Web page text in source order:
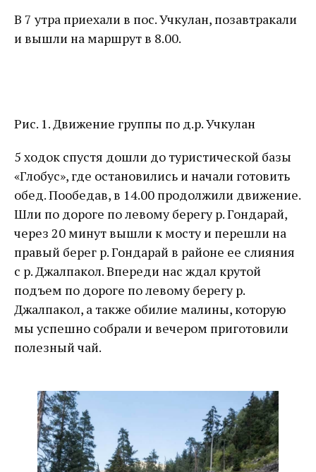
В 7 утра приехали в пос. Учкулан, позавтракали
и вышли на маршрут в 8.00.
Рис. 1. Движение группы по д.р. Учкулан
5 ходок спустя дошли до туристической базы
«Глобус», где остановились и начали готовить
обед. Пообедав, в 14.00 продолжили движение.
Шли по дороге по левому берегу р. Гондарай,
через 20 минут вышли к мосту и перешли на
правый берег р. Гондарай в районе ее слияния
с р. Джалпакол. Впереди нас ждал крутой
подъем по дороге по левому берегу р.
Джалпакол, а также обилие малины, которую
мы успешно собрали и вечером приготовили
полезный чай.